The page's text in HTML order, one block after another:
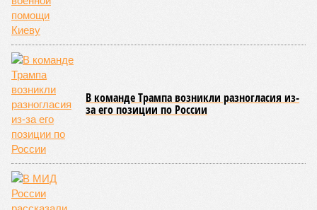
этом из кураторов стройки не задается вопросом: как эти
сроки должны материализоваться? На строительной
площадке, по свидетельствам дольщиков, регулярно
бывающих у забора, какая-либо техника отсутствует. Ни
бетононасосов, ни работающих кранов, ни признаков
мобилизации подрядчиков. При том, что до «декабря 2026»
осталось менее полугода.
Если в «Сказочном лесу» техзаказчик публично
отчитывался о поэтапной готовности – 90%, затем 97%, с
конкретными инженерными работами (усиление
монолитных конструкций, устранение проектных ошибок) –
то по «Станции Л» подобной публичной отчётности
дольщики не видят. Ни Capital Group, ни кураторы